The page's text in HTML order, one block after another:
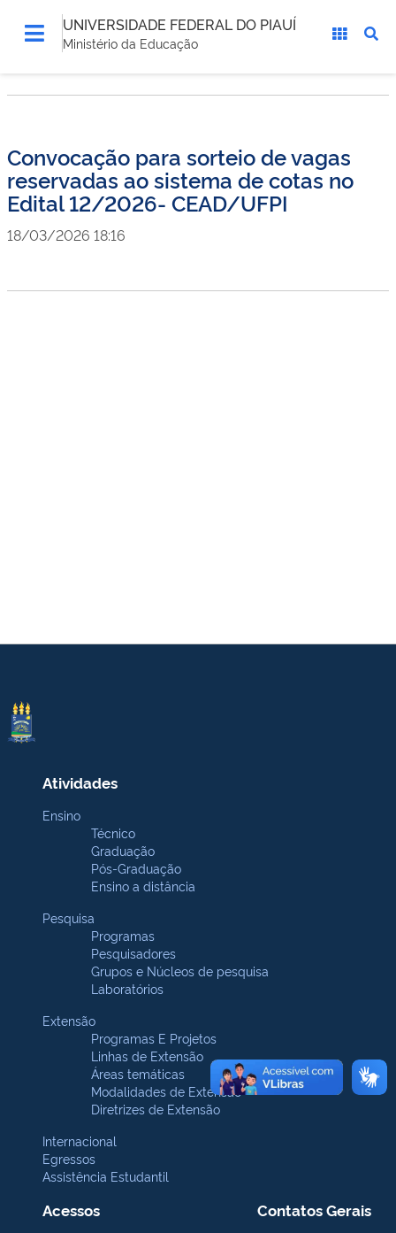
UNIVERSIDADE FEDERAL DO PIAUÍ
Ministério da Educação
Convocação para sorteio de vagas
reservadas ao sistema de cotas no
Edital 12/2026- CEAD/UFPI
18/03/2026 18:16
Atividades
Ensino
Técnico
Graduação
Pós-Graduação
Ensino a distância
Pesquisa
Programas
Pesquisadores
Grupos e Núcleos de pesquisa
Laboratórios
Extensão
Programas E Projetos
Linhas de Extensão
Áreas temáticas
Modalidades de Extensão
Diretrizes de Extensão
Internacional
Egressos
Assistência Estudantil
Acessos Contatos Gerais